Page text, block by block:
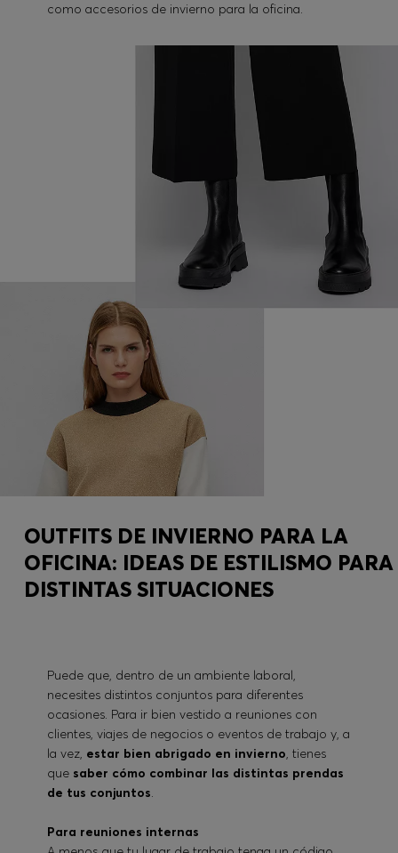
como accesorios de invierno para la oficina.
OUTFITS DE INVIERNO PARA LA
OFICINA: IDEAS DE ESTILISMO PARA
DISTINTAS SITUACIONES
Puede que, dentro de un ambiente laboral,
necesites distintos conjuntos para diferentes
ocasiones. Para ir bien vestido a reuniones con
clientes, viajes de negocios o eventos de trabajo y, a
la vez, estar bien abrigado en invierno, tienes
que saber cómo combinar las distintas prendas
de tus conjuntos.
Para reuniones internas